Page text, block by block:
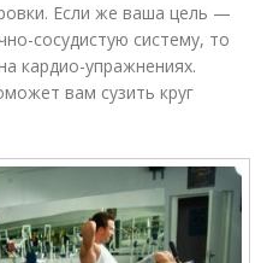
Если же ваша цель —
сосудистую систему, то
кардио-упражнениях.
вам сузить круг